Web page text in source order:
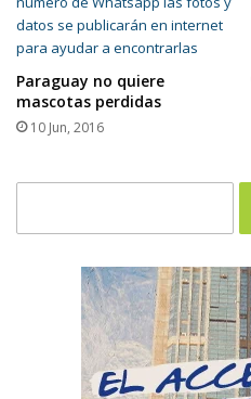
Paraguay no quiere
mascotas perdidas
10 Jun, 2016